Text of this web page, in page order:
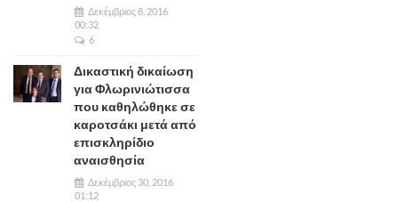
Δεκέμβριος 8, 2016
00:32
6
Δικαστική δικαίωση
για Φλωρινιώτισσα
που καθηλώθηκε σε
καροτσάκι μετά από
επισκληρίδιο
αναισθησία
Δεκέμβριος 30, 2016
01:12